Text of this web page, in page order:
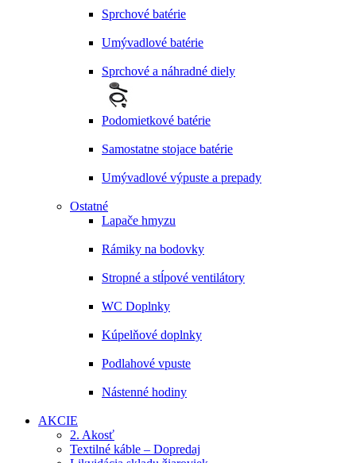
Sprchové batérie
Umývadlové batérie
Sprchové a náhradné diely
Podomietkové batérie
Samostatne stojace batérie
Umývadlové výpuste a prepady
Ostatné
Lapače hmyzu
Rámiky na bodovky
Stropné a stĺpové ventilátory
WC Doplnky
Kúpelňové doplnky
Podlahové vpuste
Nástenné hodiny
AKCIE
2. Akosť
Textilné káble – Dopredaj